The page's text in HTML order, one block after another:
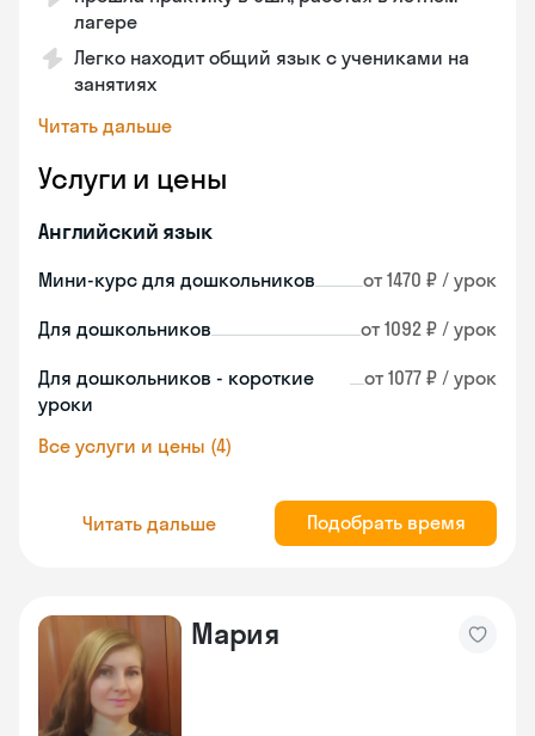
лагере
Легко находит общий язык с учениками на
занятиях
Читать дальше
Услуги и цены
Английский язык
Мини-курс для дошкольников от 1470 ₽ / урок
Для дошкольников от 1092 ₽ / урок
Для дошкольников - короткие
уроки
от 1077 ₽ / урок
Все услуги и цены (4)
Читать дальше Подобрать время
Мария